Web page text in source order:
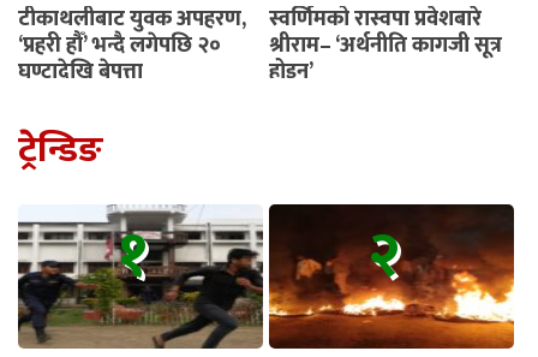
टीकाथलीबाट युवक अपहरण,
‘प्रहरी हौँ’ भन्दै लगेपछि २०
घण्टादेखि बेपत्ता
स्वर्णिमको रास्वपा प्रवेशबारे
श्रीराम– ‘अर्थनीति कागजी सूत्र
होइन’
ट्रेन्डिङ
१ २